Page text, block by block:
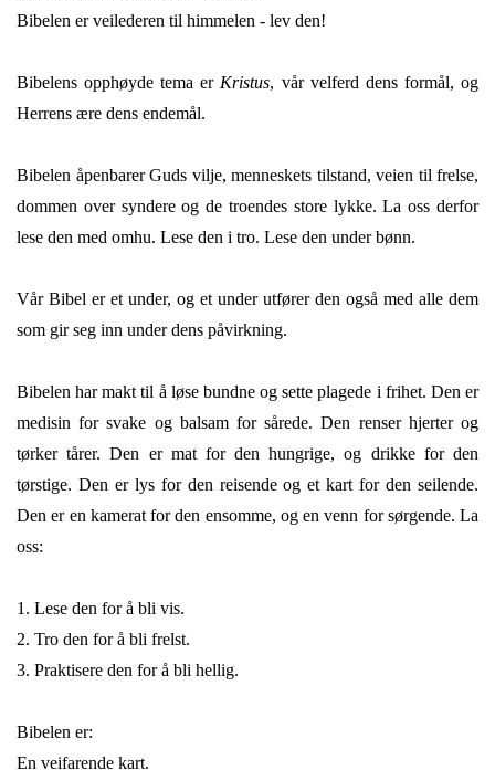
Bibelen er veilederen til himmelen - lev den!
Bibelens opphøyde tema er Kristus, vår velferd dens formål, og
Herrens ære dens endemål.
Bibelen åpenbarer Guds vilje, menneskets tilstand, veien til frelse,
dommen over syndere og de troendes store lykke. La oss derfor
lese den med omhu. Lese den i tro. Lese den under bønn.
Vår Bibel er et under, og et under utfører den også med alle dem
som gir seg inn under dens påvirkning.
Bibelen har makt til å løse bundne og sette plagede i frihet. Den er
medisin for svake og balsam for sårede. Den renser hjerter og
tørker tårer. Den er mat for den hungrige, og drikke for den
tørstige. Den er lys for den reisende og et kart for den seilende.
Den er en kamerat for den ensomme, og en venn for sørgende. La
oss:
1. Lese den for å bli vis.
2. Tro den for å bli frelst.
3. Praktisere den for å bli hellig.
Bibelen er:
En veifarende kart.